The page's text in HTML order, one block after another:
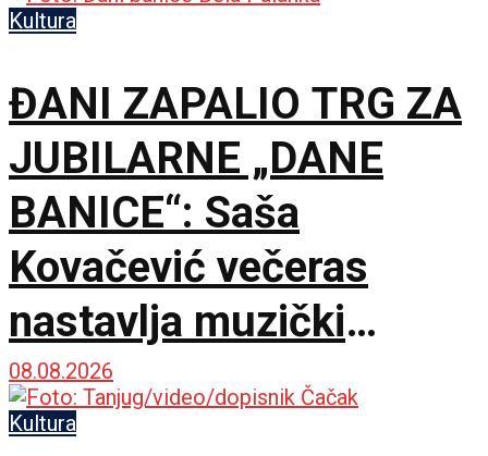
Kultura
ĐANI ZAPALIO TRG ZA
JUBILARNE „DANE
BANICE“: Saša
Kovačević večeras
nastavlja muzički
maraton u Beloj Palanci
08.08.2026
Kultura